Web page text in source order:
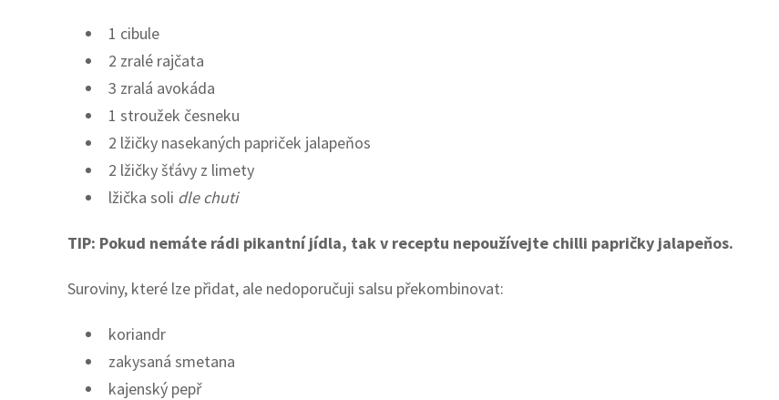
1 cibule
2 zralé rajčata
3 zralá avokáda
1 stroužek česneku
2 lžičky nasekaných papriček jalapeňos
2 lžičky šťávy z limety
lžička soli dle chuti
TIP: Pokud nemáte rádi pikantní jídla, tak v receptu nepoužívejte chilli papričky jalapeňos.
Suroviny, které lze přidat, ale nedoporučuji salsu překombinovat:
koriandr
zakysaná smetana
kajenský pepř